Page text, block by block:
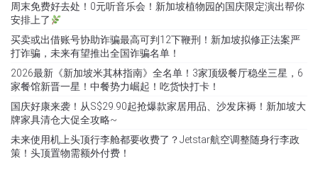
周末免费好去处！0元听音乐会！新加坡植物园的国庆限定演出帮你
安排上了
买卖或出借账号协助诈骗最高可判12下鞭刑！新加坡拟修正法案严
打诈骗，未来有望推出全国诈骗名单！
2026最新《新加坡米其林指南》全名单！3家顶级餐厅稳坐三星，6
家餐馆新晋一星！中餐势力崛起！吃货快打卡！
国庆好康来袭！从S$29.90起抢爆款家居用品、沙发床褥！新加坡大
牌家具清仓大促全攻略~
未来使用机上头顶行李舱都要收费了？Jetstar航空调整随身行李政
策！头顶置物需额外付费！